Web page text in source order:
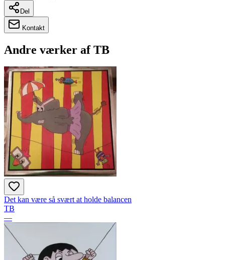
Del
Kontakt
Andre værker afTB
Det kan være så svært at holde balancen
TB
—